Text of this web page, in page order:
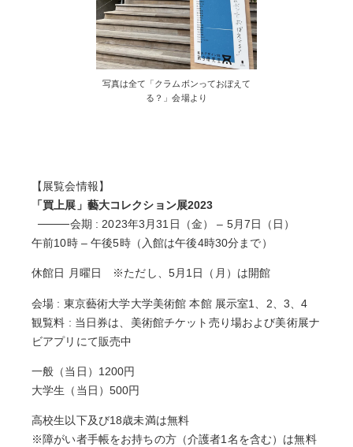
写真は全て「クラムボンっておぼえて
る？」会場より
【展覧会情報】
「買上展」藝大コレクション展2023
会期 : 2023年3月31日（金） – 5月7日（日）
午前10時 – 午後5時（入館は午後4時30分まで）
休館日 月曜日 ※ただし、5月1日（月）は開館
会場 : 東京藝術大学大学美術館 本館 展示室1、2、3、4
観覧料 : 当日券は、美術館チケット売り場および美術展ナ
ビアプリにて販売中
一般（当日）1200円
大学生（当日）500円
高校生以下及び18歳未満は無料
※障がい者手帳をお持ちの方（介護者1名を含む）は無料